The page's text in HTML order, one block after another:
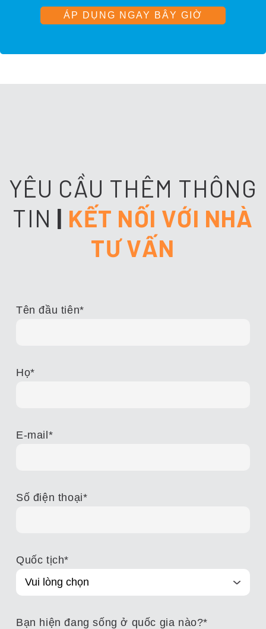
ÁP DỤNG NGAY BÂY GIỜ
YÊU CẦU THÊM THÔNG
TIN | KẾT NỐI VỚI NHÀ
TƯ VẤN
Tên đầu tiên*
Họ*
E-mail*
Số điện thoại*
Quốc tịch*
Bạn hiện đang sống ở quốc gia nào?*